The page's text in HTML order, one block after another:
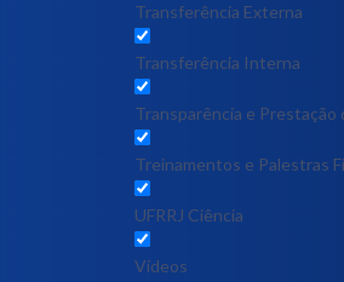
Transferência Externa
Transferência Interna
Transparência e Prestação
Treinamentos e Palestras
UFRRJ Ciência
Vídeos